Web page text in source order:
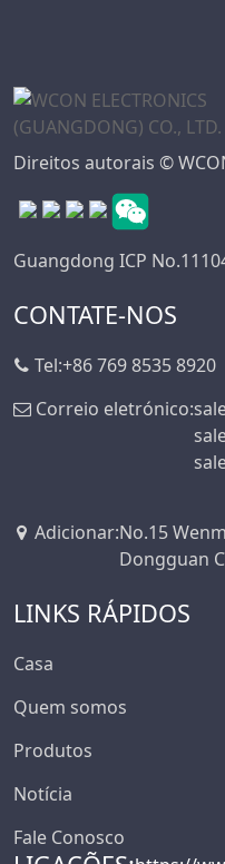
Direitos autorais ©
Guangdong ICP
CONTATE-NOS
Tel:+86 769 8535 8920
Correio eletrónico:
Adicionar:No.15
Dongguan
LINKS RÁPIDOS
Casa
Quem somos
Produtos
Notícia
Fale Conosco